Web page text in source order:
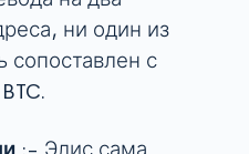
ни один из
с